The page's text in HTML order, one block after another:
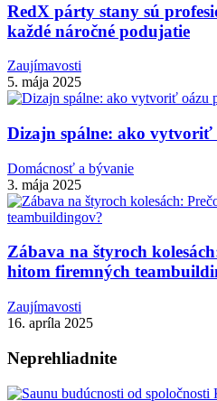
RedX párty stany sú
každé náročné podujatie
Zaujímavosti
5. mája 2025
Dizajn spálne: ako vytvoriť
Domácnosť a bývanie
3. mája 2025
Zábava na štyroch
hitom firemných
Zaujímavosti
16. apríla 2025
Neprehliadnite